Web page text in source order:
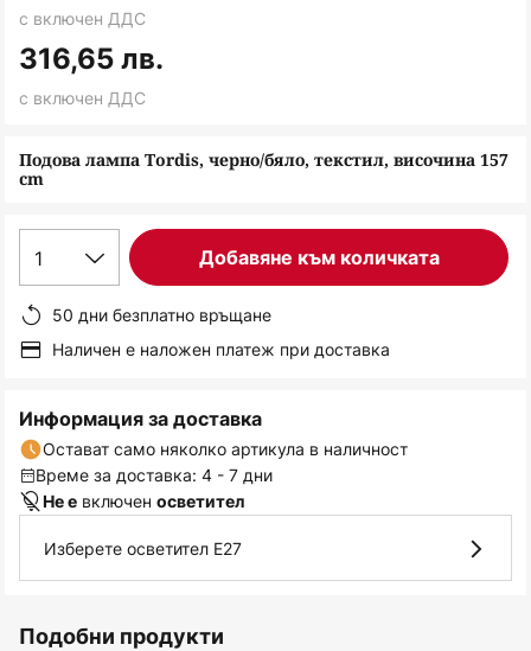
началото
на
галерия
със
Подова лампа Tordis, черно/бяло, текстил, височина 157
cm
316,65 лв.
с включен ДДС
с включен ДДС
1 Добавяне към количката
50 дни безплатно връщане
Наличен е наложен платеж при доставка
Информация за доставка
Остават само няколко артикула в наличност
Време за доставка: 4 - 7 дни
Не е включен осветител
Изберете осветител E27
Подобни продукти